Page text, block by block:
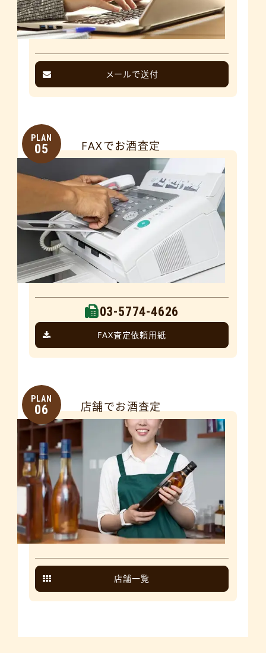
メールで送付
PLAN
05 FAXでお酒査定
03-5774-4626
FAX査定依頼用紙
PLAN
06 店舗でお酒査定
店舗一覧